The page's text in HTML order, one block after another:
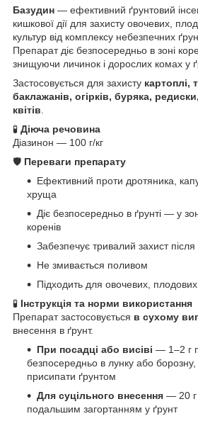
Базудин — ефективний ґрунтовий
кишкової дії для захисту овочевих,
культур від комплексу небезпечних
Препарат діє безпосередньо в зоні
знищуючи личинок і дорослих комах у
Застосовується для захисту картоплі,
баклажанів, огірків, буряка,
квітів
🧪 Діюча речовина
Діазинон — 100 г/кг
🛡️ Переваги препарату
Ефективний проти дротяника,
хруща
Діє безпосередньо в ґрунті — у
коренів
Забезпечує тривалий захист
Не змивається поливом
Підходить для овочевих, плодових
🧪 Інструкція та норми використання
Препарат застосовується в сухому
внесення в ґрунт.
При посадці або висіві — 1–2 г
безпосередньо в лунку або борозну,
присипати ґрунтом
Для суцільного внесення — 20 г
подальшим загортанням у ґрунт